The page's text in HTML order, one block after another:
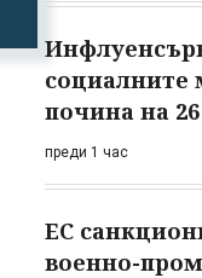
социалните
почина на 26
преди 1 час
ЕС
военно-